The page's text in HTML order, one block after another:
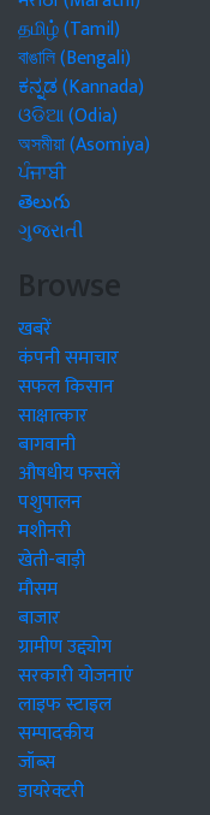
தமிழ் (Tamil)
বাঙালি (Bengali)
ಕನ್ನಡ (Kannada)
ଓଡିଆ (Odia)
অসমীয়া (Asomiya)
ਪੰਜਾਬੀ
తెలుగు
ગુજરાતી
Browse
खबरें
कंपनी समाचार
सफल किसान
साक्षात्कार
बागवानी
औषधीय फसलें
पशुपालन
मशीनरी
खेती-बाड़ी
मौसम
बाजार
ग्रामीण उद्द्योग
सरकारी योजनाएं
लाइफ स्टाइल
सम्पादकीय
जॉब्स
डायरेक्टरी